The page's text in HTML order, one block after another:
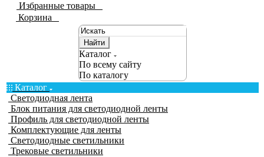
Избранные товары
Корзина
Найти
Каталог
По всему сайту
По каталогу
Каталог
Светодиодная лента
Блок питания для светодиодной ленты
Профиль для светодиодной ленты
Комплектующие для ленты
Светодиодные светильники
Трековые светильники